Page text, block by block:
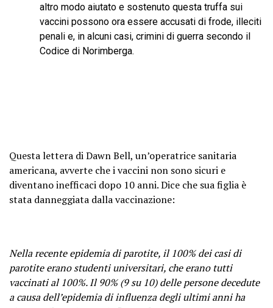
altro modo aiutato e sostenuto questa truffa sui
vaccini possono ora essere accusati di frode, illeciti
penali e, in alcuni casi, crimini di guerra secondo il
Codice di Norimberga.
Questa lettera di Dawn Bell, un’operatrice sanitaria
americana, avverte che i vaccini non sono sicuri e
diventano inefficaci dopo 10 anni. Dice che sua figlia è
stata danneggiata dalla vaccinazione:
Nella recente epidemia di parotite, il 100% dei casi di
parotite erano studenti universitari, che erano tutti
vaccinati al 100%. Il 90% (9 su 10) delle persone decedute
a causa dell’epidemia di influenza degli ultimi anni ha